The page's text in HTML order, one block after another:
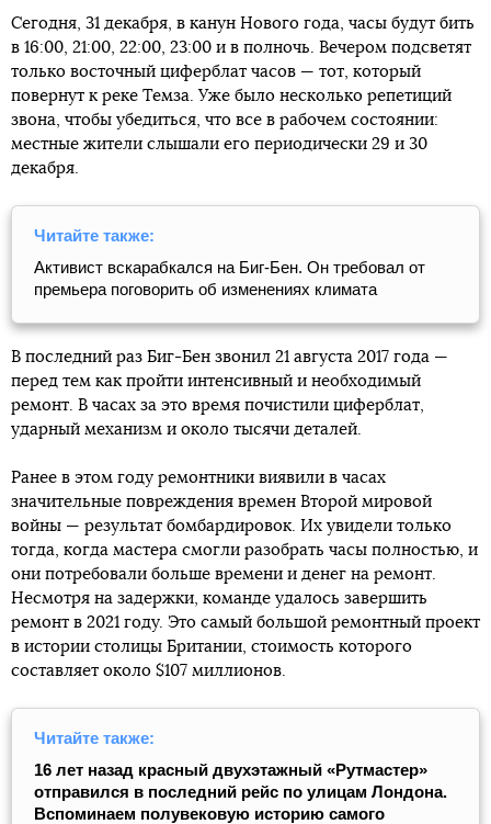
Сегодня, 31 декабря, в канун Нового года, часы будут бить
в 16:00, 21:00, 22:00, 23:00 и в полночь. Вечером подсветят
только восточный циферблат часов — тот, который
повернут к реке Темза. Уже было несколько репетиций
звона, чтобы убедиться, что все в рабочем состоянии:
местные жители слышали его периодически 29 и 30
декабря.
Читайте также:
Активист вскарабкался на Биг-Бен. Он требовал от
премьера поговорить об изменениях климата
В последний раз Биг-Бен звонил 21 августа 2017 года —
перед тем как пройти интенсивный и необходимый
ремонт. В часах за это время почистили циферблат,
ударный механизм и около тысячи деталей.
Ранее в этом году ремонтники виявили в часах
значительные повреждения времен Второй мировой
войны — результат бомбардировок. Их увидели только
тогда, когда мастера смогли разобрать часы полностью, и
они потребовали больше времени и денег на ремонт.
Несмотря на задержки, команде удалось завершить
ремонт в 2021 году. Это самый большой ремонтный проект
в истории столицы Британии, стоимость которого
составляет около $107 миллионов.
Читайте также:
16 лет назад красный двухэтажный «Рутмастер»
отправился в последний рейс по улицам Лондона.
Вспоминаем полувековую историю самого